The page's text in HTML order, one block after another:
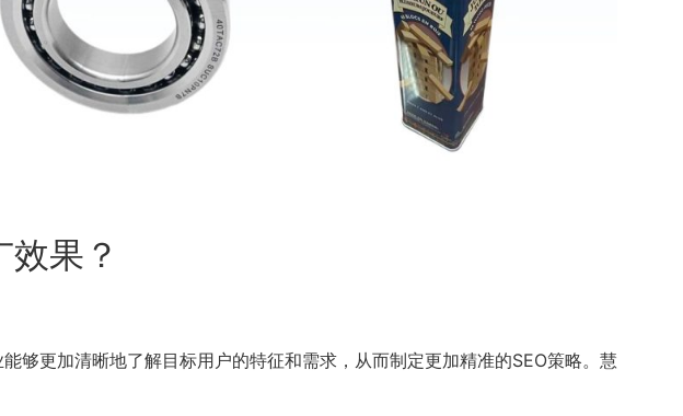
果？
更加清晰地了解目标用户的特征和需求，从而制定更加精准的SEO策略。慧